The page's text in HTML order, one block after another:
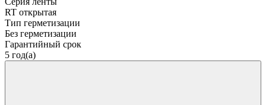
RT открытая
Тип герметизации
Без герметизации
Гарантийный срок
5 год(а)